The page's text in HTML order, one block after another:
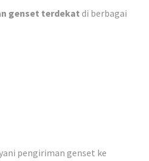
genset terdekat di berbagai
pengiriman genset ke